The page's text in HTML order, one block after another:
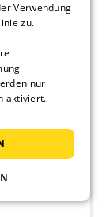
12 km von Yaiza
Verwendung
zu.
nur
aktiviert.